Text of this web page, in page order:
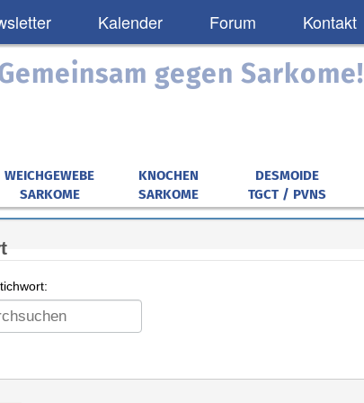
Kalender Forum Kontakt
gegen Sarkome!
WEICHGEWEBE
SARKOME
KNOCHEN
SARKOME
DESMOIDE
TGCT / PVNS